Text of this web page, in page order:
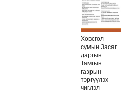
Хөвсгөл
сумын Засаг
даргын
Тамгын
газрын
тэргүүлэх
чиглэл